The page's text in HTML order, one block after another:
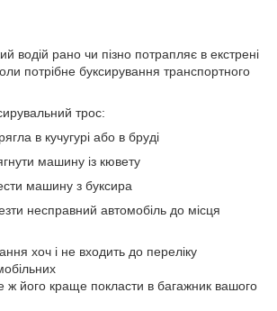
водій рано чи пізно потрапляє в екстрені
потрібне буксирування транспортного
трос:
в кучугурі або в бруді
машину із кювету
машину з буксира
несправний автомобіль до місця
хоч і не входить до переліку
ж його краще покласти в багажник вашого